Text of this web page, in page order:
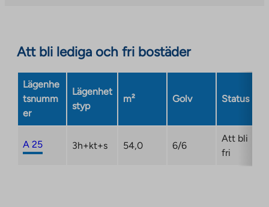
site.
Link
opens
a
external
Link
opens
a
tab
Att bli lediga och fri bostäder
Lägenhe
tsnumm
er
Lägenhet
styp
m² Golv Status
A 25 3h+kt+s 54,0 6/6
Att bli
fri